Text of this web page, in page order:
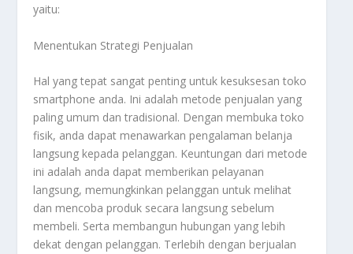
yaitu:
Menentukan Strategi Penjualan
Hal yang tepat sangat penting untuk kesuksesan toko
smartphone anda. Ini adalah metode penjualan yang
paling umum dan tradisional. Dengan membuka toko
fisik, anda dapat menawarkan pengalaman belanja
langsung kepada pelanggan. Keuntungan dari metode
ini adalah anda dapat memberikan pelayanan
langsung, memungkinkan pelanggan untuk melihat
dan mencoba produk secara langsung sebelum
membeli. Serta membangun hubungan yang lebih
dekat dengan pelanggan. Terlebih dengan berjualan